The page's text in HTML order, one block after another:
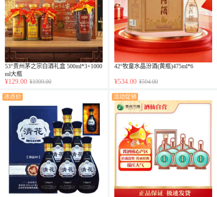
53°贵州茅之宗白酒礼盒 500ml*3+1000
ml大瓶
¥129.00 ¥1999.00
42°牧童水晶汾酒(黄瓶)475ml*6
¥534.00 ¥594.00
冰点价 活动促销